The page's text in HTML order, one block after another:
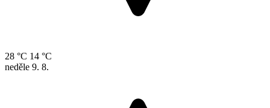
28 °C 14 °C
neděle 9. 8.